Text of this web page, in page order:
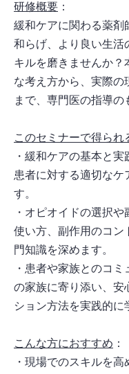
研修概要 ：
緩和ケアに関わる薬剤
和らげ、より良い生活
キルを磨きませんか？
な考え方から、実際の
まで、専門医の指導の
このセミナーで得られ
・緩和ケアの基本と
患者に対する適切なケ
す。
・オピオイドの選択
使い方、副作用のコン
門知識を深めます。
・患者や家族とのコ
の家族に寄り添い、安
ション方法を実践的に
こんな方におすすめ ：
・現場でのスキルを